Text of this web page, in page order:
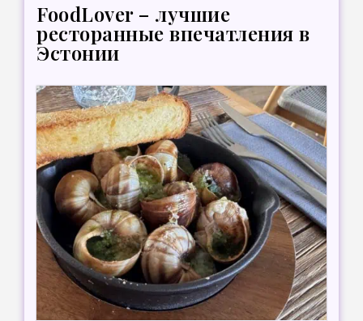
FoodLover – лучшие
ресторанные впечатления в
Эстонии